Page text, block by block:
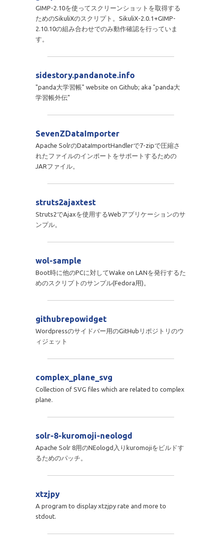
GIMP-2.10を使ってスクリーンショットを取得する
ためのSikuliXのスクリプト。SikuliX-2.0.1+GIMP-
2.10.10の組み合わせでのみ動作確認を行っていま
す。
sidestory.pandanote.info
"panda大学習帳" website on Github; aka "panda大
学習帳外伝"
SevenZDataImporter
Apache SolrのDataImportHandlerで7-zipで圧縮さ
れたファイルのインポートをサポートするための
JARファイル。
struts2ajaxtest
Struts2でAjaxを使用するWebアプリケーションのサ
ンプル。
wol-sample
Boot時に他のPCに対してWake on LANを発行するた
めのスクリプトのサンプル(Fedora用)。
githubrepowidget
Wordpressのサイドバー用のGitHubリポジトリのウ
ィジェット
complex_plane_svg
Collection of SVG files which are related to complex
plane.
solr-8-kuromoji-neologd
Apache Solr 8用のNEologd入りkuromojiをビルドす
るためのパッチ。
xtzjpy
A program to display xtzjpy rate and more to
stdout.